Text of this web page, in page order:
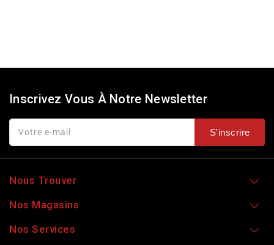
Inscrivez Vous À Notre Newsletter
Votre e-mail S'inscrire
Nous Trouver
Nos Magasins
Nos Services